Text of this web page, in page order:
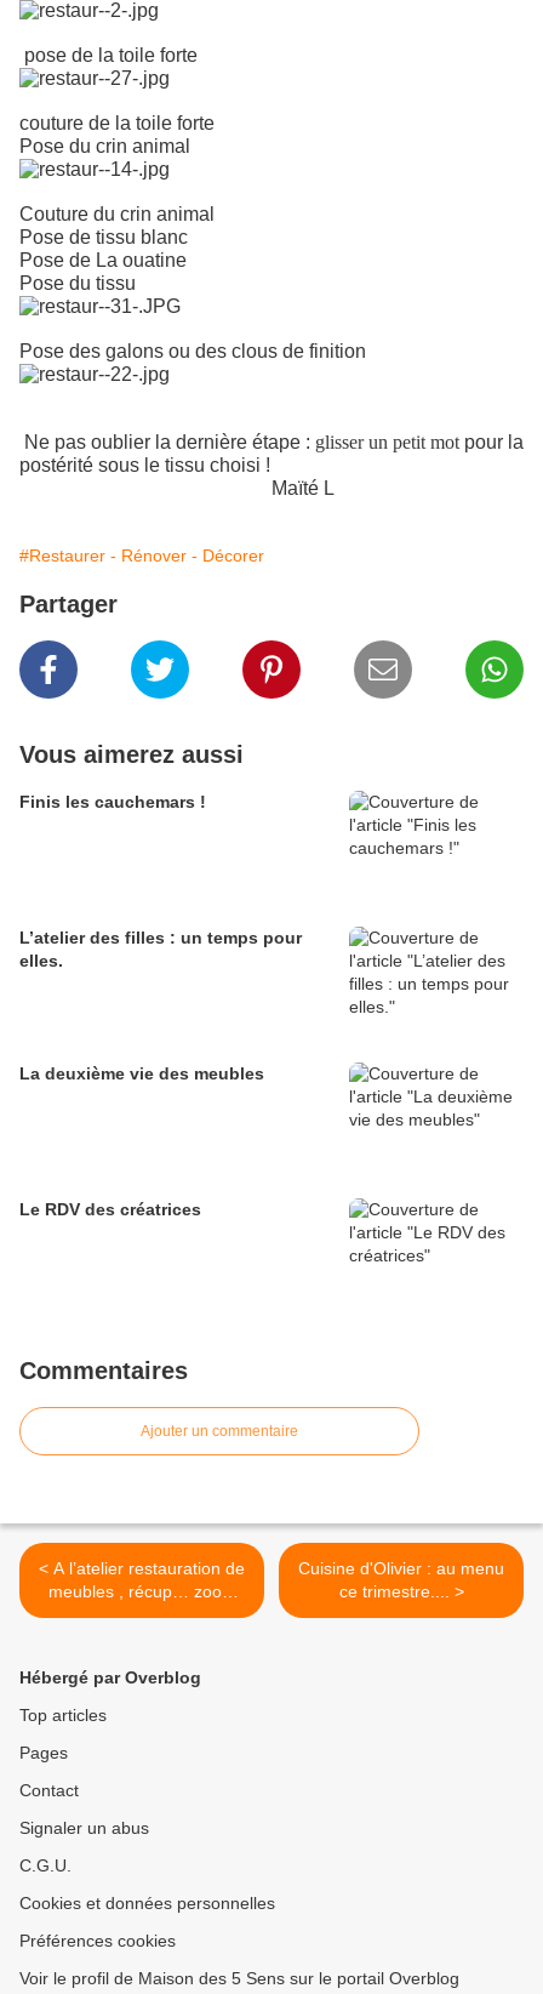
pose de la toile forte
couture de la toile forte
Pose du crin animal
Couture du crin animal
Pose de tissu blanc
Pose de La ouatine
Pose du tissu
Pose des galons ou des clous de finition
Ne pas oublier la dernière étape : glisser un petit mot pour la
postérité sous le tissu choisi !
Maïté L
#Restaurer - Rénover - Décorer
Partager
Vous aimerez aussi
Finis les cauchemars !
L’atelier des filles : un temps pour
elles.
La deuxième vie des meubles
Le RDV des créatrices
Commentaires
Ajouter un commentaire
< A l’atelier restauration de
meubles , récup… zoom
sur la réfection des sièges-
Cuisine d'Olivier : au menu
ce trimestre.... >
Hébergé par Overblog
Top articles
Pages
Contact
Signaler un abus
C.G.U.
Cookies et données personnelles
Préférences cookies
Voir le profil de Maison des 5 Sens sur le portail Overblog